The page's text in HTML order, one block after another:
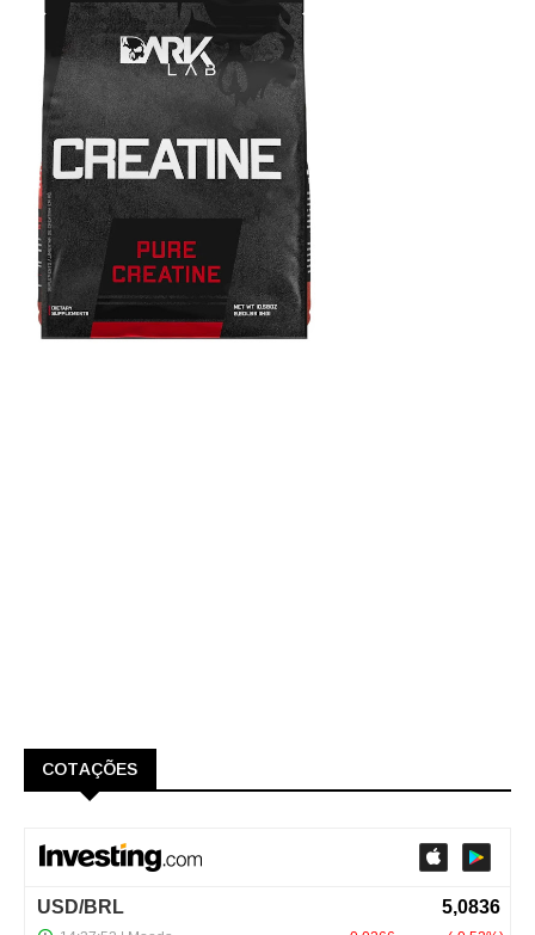
COTAÇÕES